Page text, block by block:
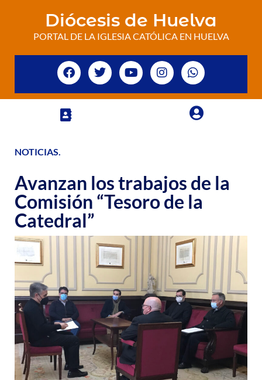
Diócesis de Huelva
PORTAL DE LA IGLESIA CATÓLICA EN HUELVA
NOTICIAS.
Avanzan los trabajos de la
Comisión “Tesoro de la
Catedral”